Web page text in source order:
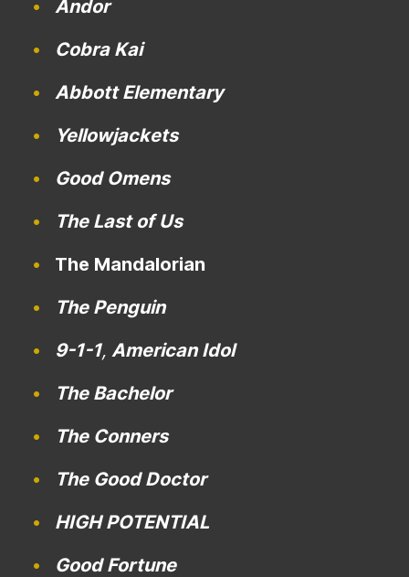
Andor
Cobra Kai
Abbott Elementary
Yellowjackets
Good Omens
The Last of Us
The Mandalorian
The Penguin
9-1-1, American Idol
The Bachelor
The Conners
The Good Doctor
HIGH POTENTIAL
Good Fortune